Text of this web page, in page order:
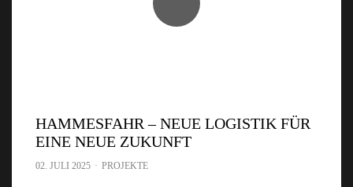
HAMMESFAHR – NEUE LOGISTIK FÜR
EINE NEUE ZUKUNFT
02. JULI 2025 · PROJEKTE